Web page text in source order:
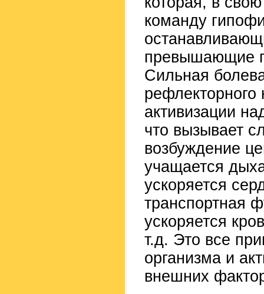
команду
превышающие
Сильная
рефлекторного
активизации
что вызывает
возбуждение
учащается
ускоряется
транспортная
ускоряется
т.д. Это все
организма и
внешних